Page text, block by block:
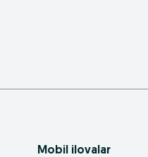
Mobil ilovalar